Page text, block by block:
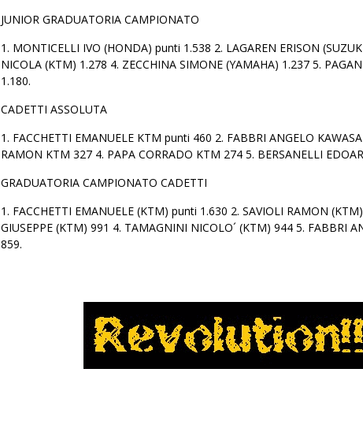
JUNIOR GRADUATORIA CAMPIONATO
1. MONTICELLI IVO (HONDA) punti 1.538 2. LAGAREN ERISON
NICOLA (KTM) 1.278 4. ZECCHINA SIMONE (YAMAHA) 1.237 5.
1.180.
CADETTI ASSOLUTA
1. FACCHETTI EMANUELE KTM punti 460 2. FABBRI ANGELO
RAMON KTM 327 4. PAPA CORRADO KTM 274 5. BERSANELLI
GRADUATORIA CAMPIONATO CADETTI
1. FACCHETTI EMANUELE (KTM) punti 1.630 2. SAVIOLI RAMON
GIUSEPPE (KTM) 991 4. TAMAGNINI NICOLO´ (KTM) 944 5. FABBRI
859.